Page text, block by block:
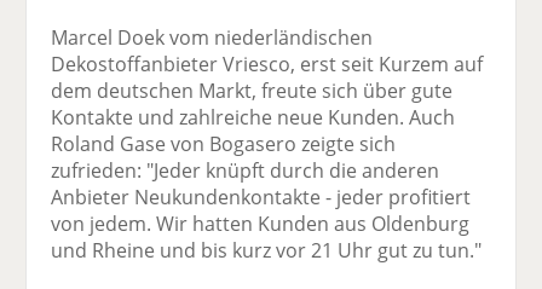
Marcel Doek vom niederländischen
Dekostoffanbieter Vriesco, erst seit Kurzem auf
dem deutschen Markt, freute sich über gute
Kontakte und zahlreiche neue Kunden. Auch
Roland Gase von Bogasero zeigte sich
zufrieden: "Jeder knüpft durch die anderen
Anbieter Neukundenkontakte - jeder profitiert
von jedem. Wir hatten Kunden aus Oldenburg
und Rheine und bis kurz vor 21 Uhr gut zu tun."